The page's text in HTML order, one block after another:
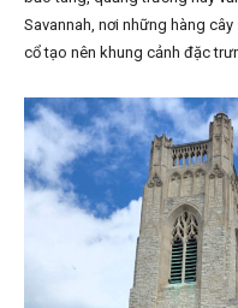
Savannah, nơi những hàng
cổ tạo nên khung cảnh đặc